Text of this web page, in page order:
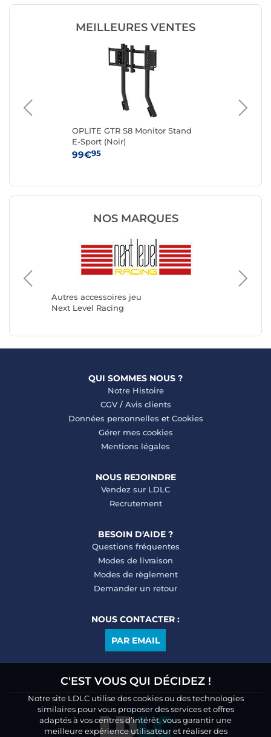
MEILLEURES VENTES
OPLITE GTR S8 Monitor Stand
E-Sport (Noir)
99€95
NOS MARQUES
Autres accessoires jeu
Next Level Racing
Autres
OPLITE
QUI SOMMES NOUS ?
Notre Histoire
CGV/ Avis clients
Données personnelles et Cookies
Gérer mes cookies
Mentions légales
NOUS REJOINDRE
Vendez sur LDLC
Recrutement
BESOIN D'AIDE ?
Questions fréquentes
Modes de livraison
Modes de règlement
Demander un retour
NOUS CONTACTER :
PAR EMAIL
C'EST VOUS QUI DÉCIDEZ !
Notre site LDLC utilise des cookies ou des technologies
similaires pour vous proposer des services et offres
adaptés à vos centres d’intérêt, vous garantir une
meilleure expérience utilisateur et réaliser des